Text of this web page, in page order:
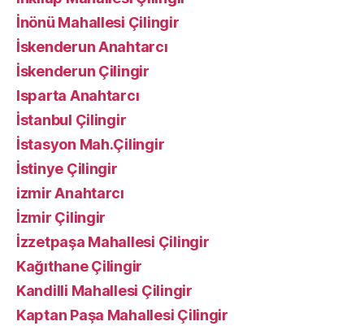
İnönü Mahallesi Çilingir
İskenderun Anahtarcı
İskenderun Çilingir
Isparta Anahtarcı
İstanbul Çilingir
İstasyon Mah.Çilingir
İstinye Çilingir
izmir Anahtarcı
İzmir Çilingir
İzzetpaşa Mahallesi Çilingir
Kağıthane Çilingir
Kandilli Mahallesi Çilingir
Kaptan Paşa Mahallesi Çilingir